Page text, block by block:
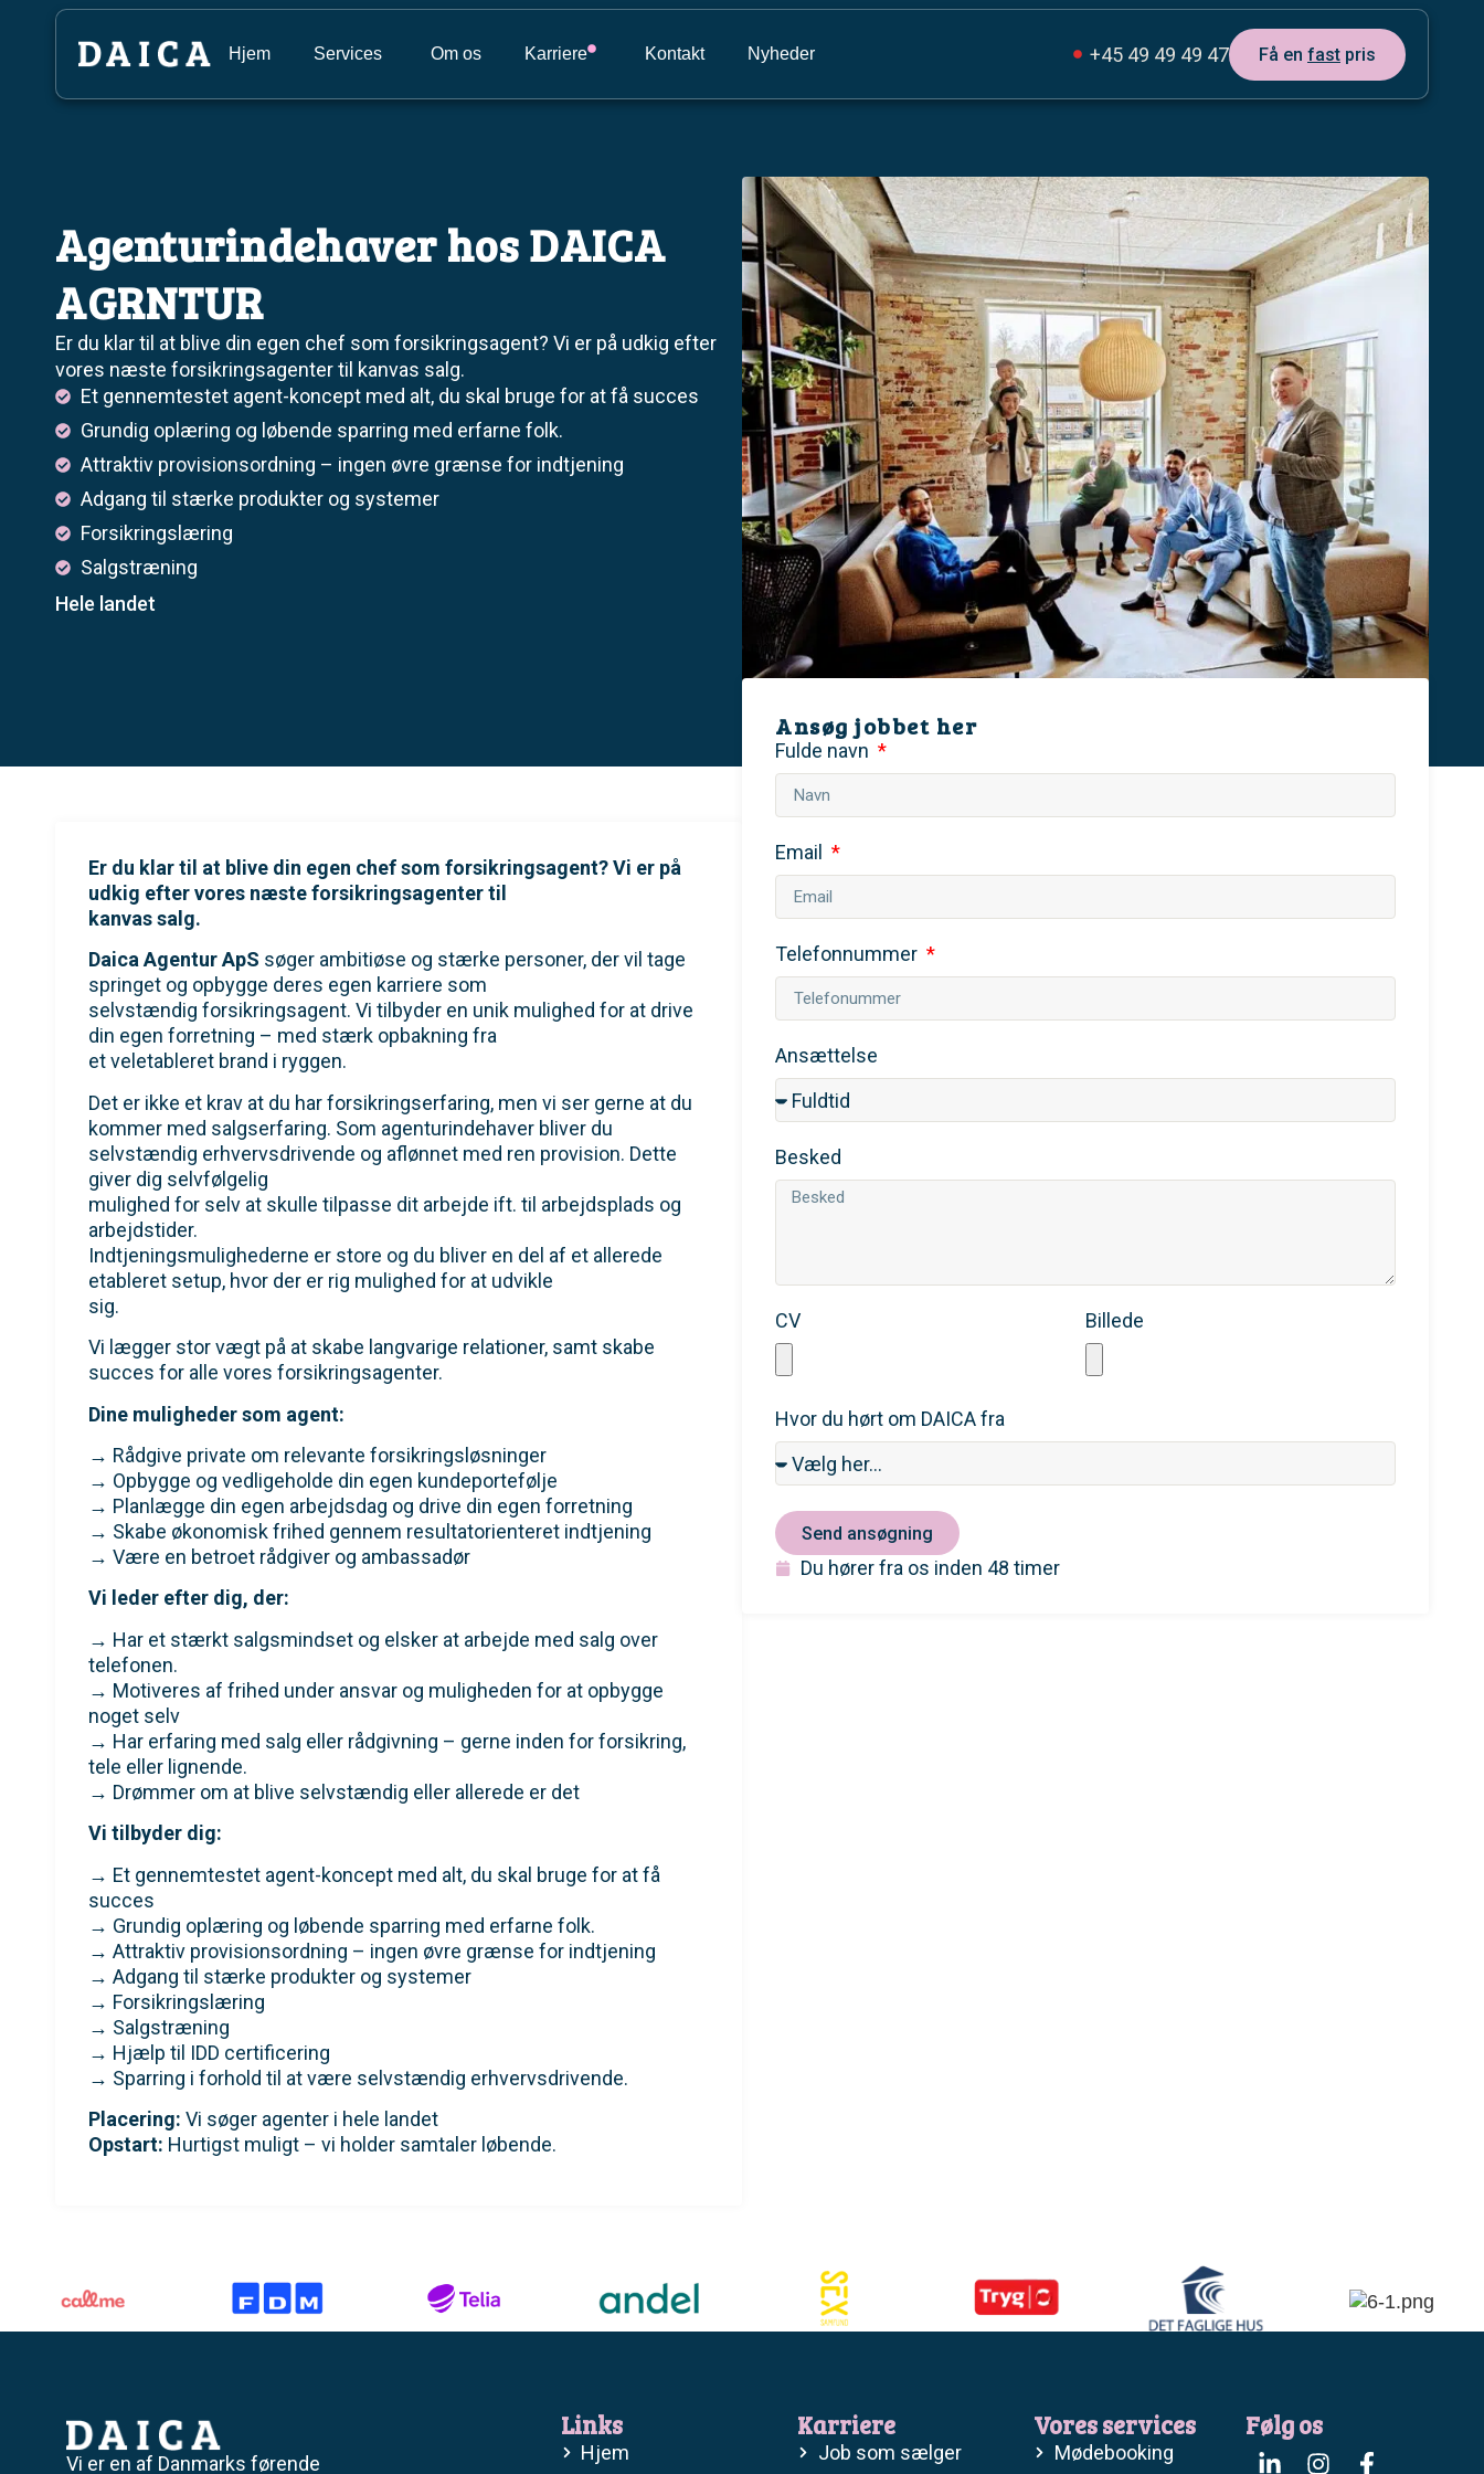
Hjem Services Om os Karriere Kontakt Nyheder +45 49 49 49 47 Få en fast pris
Agenturindehaver hos DAICA
AGRNTUR
Er du klar til at blive din egen chef som forsikringsagent? Vi er på udkig efter
vores næste forsikringsagenter til kanvas salg.
Et gennemtestet agent-koncept med alt, du skal bruge for at få succes
Grundig oplæring og løbende sparring med erfarne folk.
Attraktiv provisionsordning – ingen øvre grænse for indtjening
Adgang til stærke produkter og systemer
Forsikringslæring
Salgstræning
Hele landet
Er du klar til at blive din egen chef som forsikringsagent? Vi er på
udkig efter vores næste forsikringsagenter til
kanvas salg.
Daica Agentur ApS søger ambitiøse og stærke personer, der vil tage
springet og opbygge deres egen karriere som
selvstændig forsikringsagent. Vi tilbyder en unik mulighed for at drive
din egen forretning – med stærk opbakning fra
et veletableret brand i ryggen.
Det er ikke et krav at du har forsikringserfaring, men vi ser gerne at du
kommer med salgserfaring. Som agenturindehaver bliver du
selvstændig erhvervsdrivende og aflønnet med ren provision. Dette
giver dig selvfølgelig
mulighed for selv at skulle tilpasse dit arbejde ift. til arbejdsplads og
arbejdstider.
Indtjeningsmulighederne er store og du bliver en del af et allerede
etableret setup, hvor der er rig mulighed for at udvikle
sig.
Vi lægger stor vægt på at skabe langvarige relationer, samt skabe
succes for alle vores forsikringsagenter.
Dine muligheder som agent:
→ Rådgive private om relevante forsikringsløsninger
→ Opbygge og vedligeholde din egen kundeportefølje
→ Planlægge din egen arbejdsdag og drive din egen forretning
→ Skabe økonomisk frihed gennem resultatorienteret indtjening
→ Være en betroet rådgiver og ambassadør
Vi leder efter dig, der:
→ Har et stærkt salgsmindset og elsker at arbejde med salg over
telefonen.
→ Motiveres af frihed under ansvar og muligheden for at opbygge
noget selv
→ Har erfaring med salg eller rådgivning – gerne inden for forsikring,
tele eller lignende.
→ Drømmer om at blive selvstændig eller allerede er det
Vi tilbyder dig:
→ Et gennemtestet agent-koncept med alt, du skal bruge for at få
succes
→ Grundig oplæring og løbende sparring med erfarne folk.
→ Attraktiv provisionsordning – ingen øvre grænse for indtjening
→ Adgang til stærke produkter og systemer
→ Forsikringslæring
→ Salgstræning
→ Hjælp til IDD certificering
→ Sparring i forhold til at være selvstændig erhvervsdrivende.
Placering: Vi søger agenter i hele landet
Opstart: Hurtigst muligt – vi holder samtaler løbende.
Ansøg jobbet her
Fulde navn
Email
Telefonnummer
Ansættelse
Besked
CV Billede
Hvor du hørt om DAICA fra
Send ansøgning
Du hører fra os inden 48 timer
Vi er en af Danmarks førende
Links
Hjem
Karriere
Job som sælger
Vores services
Mødebooking
Følg os